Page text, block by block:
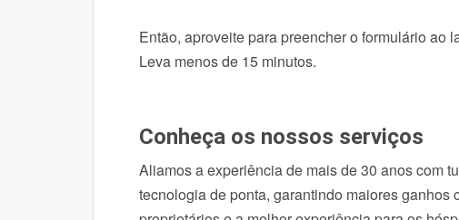
Então, aproveite para preencher o formulário ao
Leva menos de 15 minutos.
Conheça os nossos serviços
Aliamos a experiência de mais de 30 anos com
tecnologia de ponta, garantindo maiores ganhos